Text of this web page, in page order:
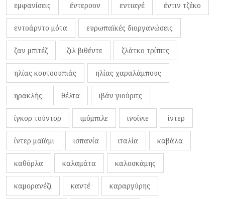
εμφανίσεις έντερσον εντιαγέ έντιν τζέκο
εντοάρντο μότα ευρωπαϊκές διοργανώσεις
ζαν μπιτέζ ζιλ βιθέντε ζλάτκο τρίπιτς
ηλίας κουτσουπιάς ηλίας χαραλάμπους
ηρακλής θέλτα ιβάν γιούριτς
ίγκορ τούντορ ιμόμπιλε ινσίνιε ίντερ
ίντερ μαϊάμι ισπανία ιταλία καβάλα
καθόρλα καλαμάτα καλοσκάμης
καμορανέζι καντέ καραργύρης